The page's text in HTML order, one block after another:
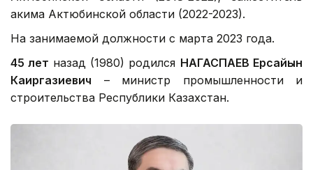
акима Актюбинской области (2022-2023).
На занимаемой должности с марта 2023 года.
45 лет назад (1980) родился НАГАСПАЕВ Ерсайын
Каиргазиевич – министр промышленности и
строительства Республики Казахстан.